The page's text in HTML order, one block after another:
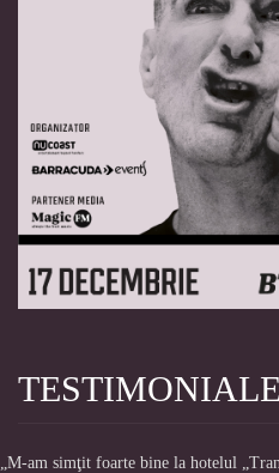
TESTIMONIALE
„M-am simţit foarte bine la hotelul